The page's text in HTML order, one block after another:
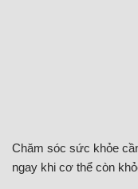
Chăm sóc sức khỏe
ngay khi cơ thể còn